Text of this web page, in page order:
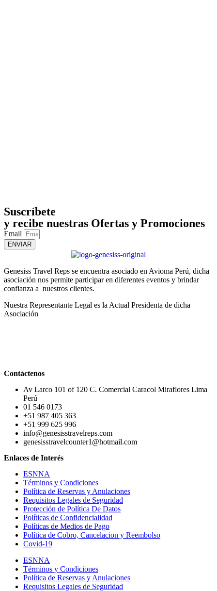
Suscríbete
y recibe nuestras Ofertas y Promociones
Email
ENVIAR
Genesiss Travel Reps se encuentra asociado en Avioma Perú, dicha
asociación nos permite participar en diferentes eventos y brindar
confianza a nuestros clientes.
Nuestra Representante Legal es la Actual Presidenta de dicha
Asociación
Contáctenos
Av Larco 101 of 120 C. Comercial Caracol Miraflores Lima
Perú
01 546 0173
+51 987 405 363
+51 999 625 996
info@genesisstravelreps.com
genesisstravelcounter1@hotmail.com
Enlaces de Interés
ESNNA
Términos y Condiciones
Política de Reservas y Anulaciones
Requisitos Legales de Seguridad
Protección de Política De Datos
Políticas de Confidencialidad
Políticas de Medios de Pago
Política de Cobro, Cancelacion y Reembolso
Covid-19
ESNNA
Términos y Condiciones
Política de Reservas y Anulaciones
Requisitos Legales de Seguridad